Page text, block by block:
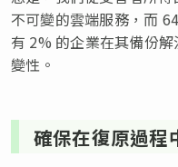
不可變的雲端服務，而
有 2% 的企業在其備份
變性。
確保在復原過程